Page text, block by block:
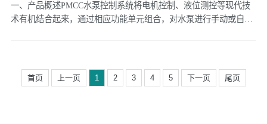
一、产品概述PMCC水泵控制系统将电机控制、液位测控等现代技
术有机结合起来，通过相应功能单元组合，对水泵进行手动或自动
首页 上一页 1 2 3 4 5 下一页 尾页